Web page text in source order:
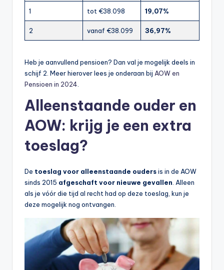
1 tot €38.098 19,07%
2 vanaf €38.099 36,97%
Heb je aanvullend pensioen? Dan val je mogelijk deels in
schijf 2. Meer hierover lees je onderaan bij AOW en
Pensioen in 2024
Alleenstaande ouder en
AOW: krijg je een extra
toeslag?
De toeslag voor alleenstaande oudersis in de AOW
sinds 2015 afgeschaft voor nieuwe gevallen . Alleen
als je vóór die tijd al recht had op deze toeslag, kun je
deze mogelijk nog ontvangen.